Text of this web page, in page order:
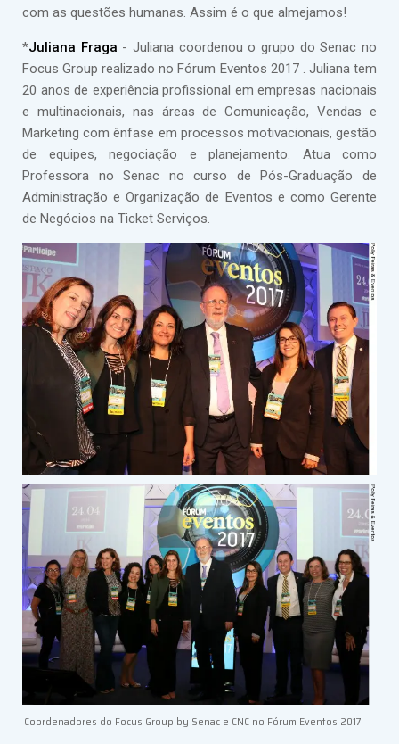
com as questões humanas. Assim é o que almejamos!
*Juliana Fraga - Juliana coordenou o grupo do Senac no
Focus Group realizado no Fórum Eventos 2017 . Juliana tem
20 anos de experiência profissional em empresas nacionais
e multinacionais, nas áreas de Comunicação, Vendas e
Marketing com ênfase em processos motivacionais, gestão
de equipes, negociação e planejamento. Atua como
Professora no Senac no curso de Pós-Graduação de
Administração e Organização de Eventos e como Gerente
de Negócios na Ticket Serviços.
Coordenadores do Focus Group by Senac e CNC no Fórum Eventos 2017